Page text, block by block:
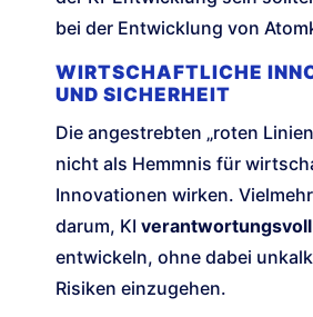
bei der Entwicklung von
WIRTSCHAFTLICHE
UND SICHERHEIT
Die angestrebten „roten
nicht als Hemmnis für
Innovationen wirken.
darum, KI verantwortungsvoll
entwickeln, ohne dabei
Risiken einzugehen.